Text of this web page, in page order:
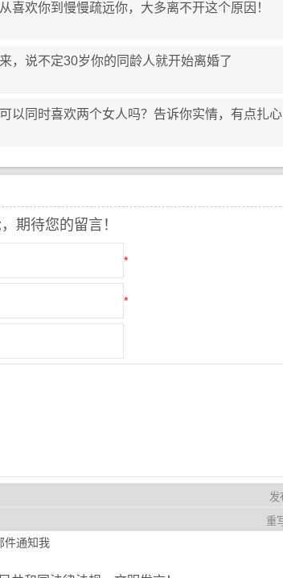
喜欢你到慢慢疏远你，大多离不开这个原因！
，说不定30岁你的同龄人就开始离婚了
以同时喜欢两个女人吗？告诉你实情，有点扎心
期待您的留言！
*
*
件通知我